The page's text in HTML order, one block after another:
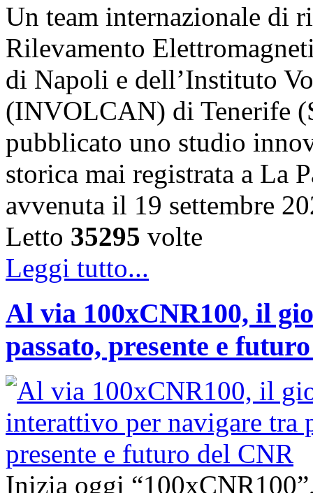
Un team internazionale di
Rilevamento
di Napoli e dell’Instituto
(INVOLCAN) di Tenerife
pubblicato uno studio
storica mai registrata a La
avvenuta il 19 settembre
Letto 35295 volte
Leggi tutto...
Al via 100xCNR100, il
passato, presente e
Inizia oggi